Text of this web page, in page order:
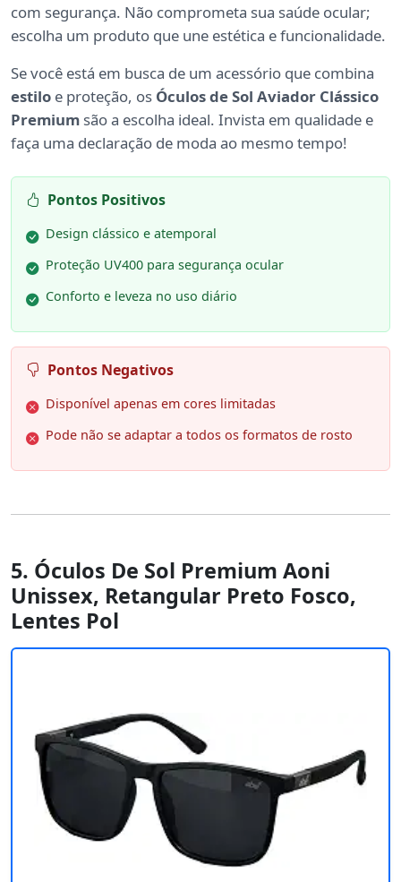
com segurança. Não comprometa sua saúde ocular;
escolha um produto que une estética e funcionalidade.
Se você está em busca de um acessório que combina
estilo e proteção, os Óculos de Sol Aviador Clássico
Premium são a escolha ideal. Invista em qualidade e
faça uma declaração de moda ao mesmo tempo!
Pontos Positivos
Design clássico e atemporal
Proteção UV400 para segurança ocular
Conforto e leveza no uso diário
Pontos Negativos
Disponível apenas em cores limitadas
Pode não se adaptar a todos os formatos de rosto
5. Óculos De Sol Premium Aoni
Unissex, Retangular Preto Fosco,
Lentes Pol